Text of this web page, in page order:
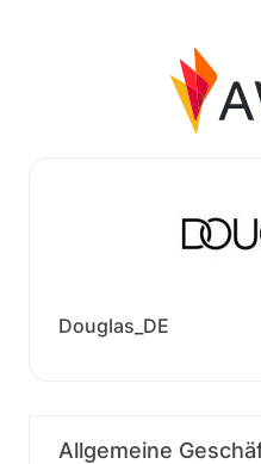
Douglas_DE
Allgemeine